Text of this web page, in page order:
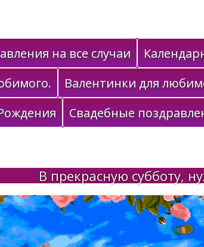
на все случаи
Валентинки для
Свадебные
В прекрасную субботу,